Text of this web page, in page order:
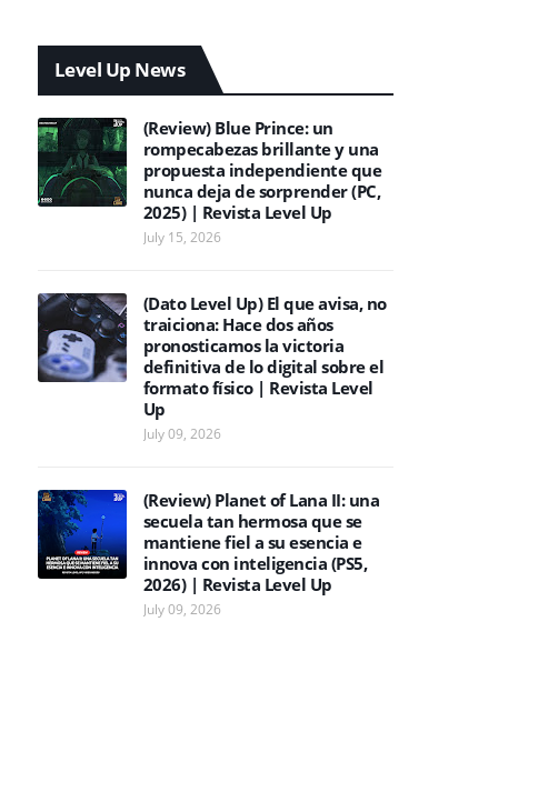
Level Up News
(Review) Blue Prince: un
rompecabezas brillante y una
propuesta independiente que
nunca deja de sorprender (PC,
2025) | Revista Level Up
July 15, 2026
(Dato Level Up) El que avisa, no
traiciona: Hace dos años
pronosticamos la victoria
definitiva de lo digital sobre el
formato físico | Revista Level
Up
July 09, 2026
(Review) Planet of Lana II: una
secuela tan hermosa que se
mantiene fiel a su esencia e
innova con inteligencia (PS5,
2026) | Revista Level Up
July 09, 2026